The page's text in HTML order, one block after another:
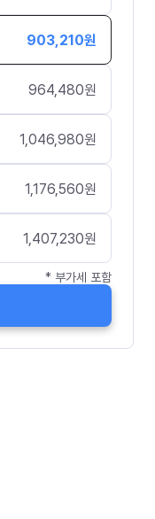
903,210원
964,480원
1,046,980원
1,176,560원
1,407,230원
* 부가세 포함